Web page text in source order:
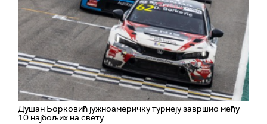
Душан Борковић јужноамеричку турнеју завршио међу
10 најбољих на свету